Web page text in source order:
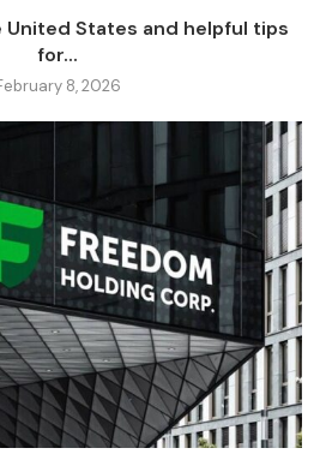
United States and helpful tips
for...
8, 2026